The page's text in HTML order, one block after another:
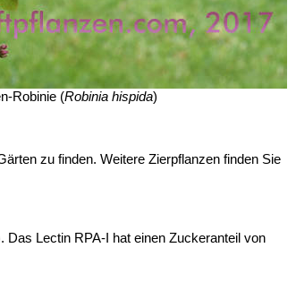
Robinie (Robinia hispida)
zu finden. Weitere Zierpflanzen finden Sie
Lectin RPA-I hat einen Zuckeranteil von